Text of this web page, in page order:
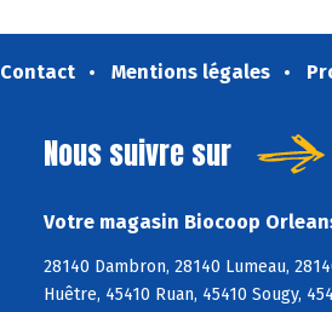
Contact Mentions légales
Nous suivre sur
Votre magasin Biocoop
28140 Dambron, 28140 Lumeau,
Huêtre, 45410 Ruan, 45410 Sougy,